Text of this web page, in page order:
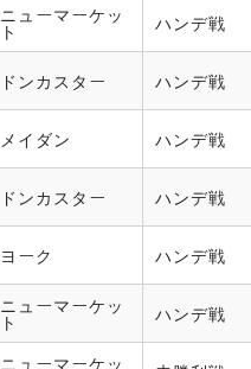
ニューマーケッ
ト ハンデ戦
ドンカスター ハンデ戦
メイダン ハンデ戦
ドンカスター ハンデ戦
ヨーク ハンデ戦
ニューマーケッ
ト ハンデ戦
ニューマーケッ